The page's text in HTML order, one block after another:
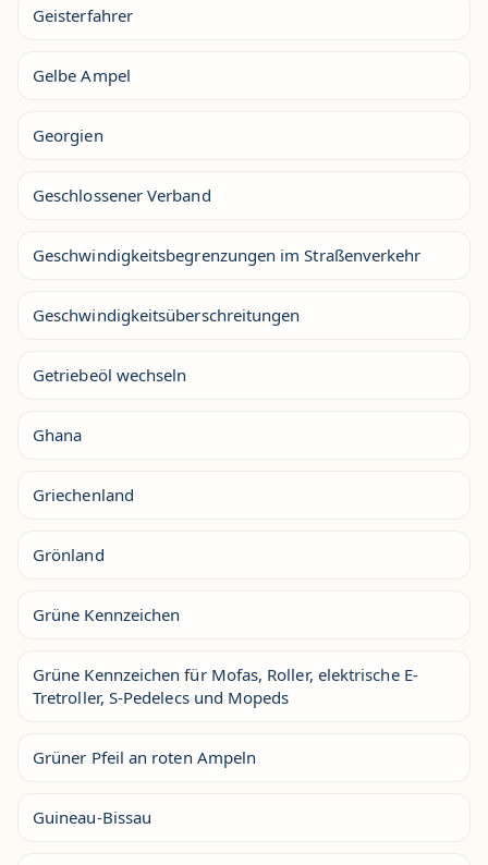
Geisterfahrer
Gelbe Ampel
Georgien
Geschlossener Verband
Geschwindigkeitsbegrenzungen im Straßenverkehr
Geschwindigkeitsüberschreitungen
Getriebeöl wechseln
Ghana
Griechenland
Grönland
Grüne Kennzeichen
Grüne Kennzeichen für Mofas, Roller, elektrische E-
Tretroller, S-Pedelecs und Mopeds
Grüner Pfeil an roten Ampeln
Guineau-Bissau